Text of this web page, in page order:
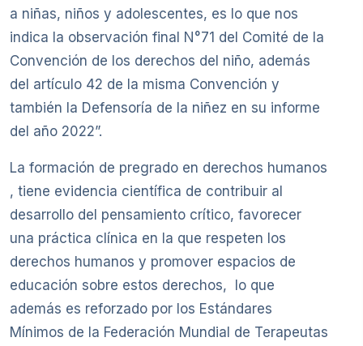
a niñas, niños y adolescentes, es lo que nos
indica la observación final N°71 del Comité de la
Convención de los derechos del niño, además
del artículo 42 de la misma Convención y
también la Defensoría de la niñez en su informe
del año 2022”.
La formación de pregrado en derechos humanos
, tiene evidencia científica de contribuir al
desarrollo del pensamiento crítico, favorecer
una práctica clínica en la que respeten los
derechos humanos y promover espacios de
educación sobre estos derechos, lo que
además es reforzado por los Estándares
Mínimos de la Federación Mundial de Terapeutas